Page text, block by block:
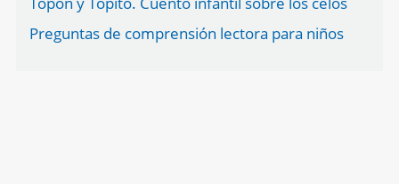
Preguntas de comprensión lectora para niños